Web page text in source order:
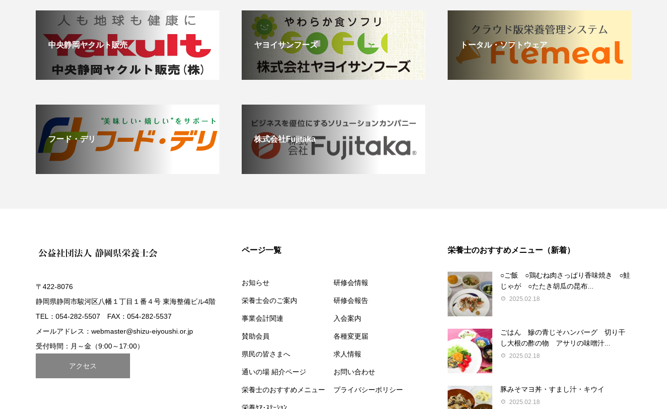
中央静岡ヤクルト販売 ヤヨイサンフーズ トータル・ソフトウェア
フード・デリ 株式会社Fujitaka
〒422-8076
静岡県静岡市駿河区八幡１丁目１番４号 東海整備ビル4階
TEL：054-282-5507 FAX：054-282-5537
メールアドレス：webmaster@shizu-eiyoushi.or.jp
受付時間：月～金（9:00～17:00）
アクセス
ページ一覧
お知らせ
栄養士会のご案内
事業会計関連
賛助会員
県民の皆さまへ
通いの場 紹介ページ
栄養士のおすすめメニュー
研修会情報
研修会報告
入会案内
各種変更届
求人情報
お問い合わせ
プライバシーポリシー
栄養士のおすすめメニュー（新着）
○ご飯 ○鶏むね肉さっぱり香味焼き ○鮭
じゃが ○たたき胡瓜の昆布...
2025.02.18
ごはん 鰺の青じそハンバーグ 切り干
し大根の酢の物 アサリの味噌汁...
2025.02.18
豚みそマヨ丼・すまし汁・キウイ
2025.02.18